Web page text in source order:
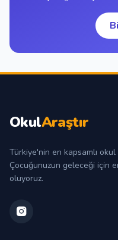
OkulAraştır
Türkiye'nin en kapsamlı
Çocuğunuzun geleceği için
oluyoruz.